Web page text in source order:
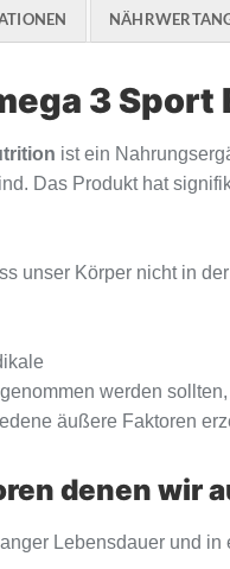
3
ist ein
Das Produkt hat
unser Körper nicht in
werden
äußere Faktoren
denen wir
Lebensdauer und